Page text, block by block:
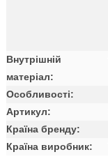
Внутрішній
матеріал:
Особливості:
Артикул:
Країна бренду:
Країна виробник: